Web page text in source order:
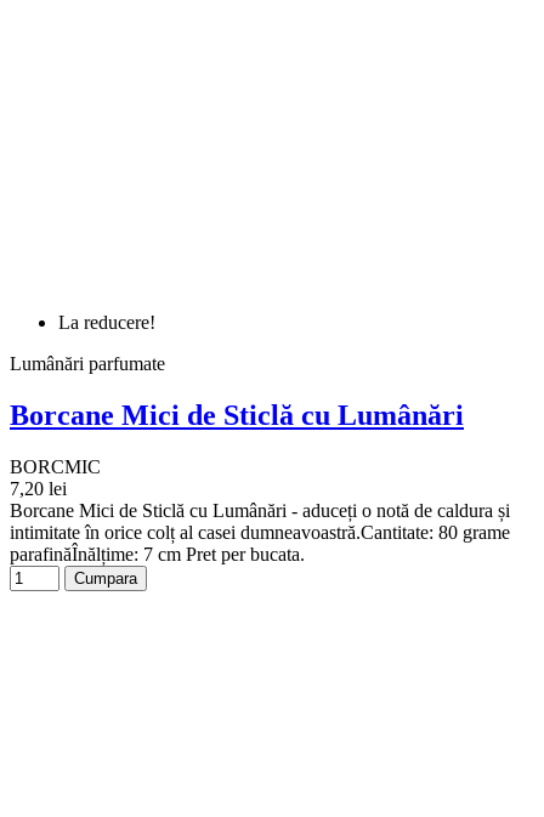
La reducere!
Lumânări parfumate
Borcane Mici de Sticlă cu Lumânări
BORCMIC
7,20 lei
Borcane Mici de Sticlă cu Lumânări - aduceți o notă de caldura și
intimitate în orice colț al casei dumneavoastră.Cantitate: 80 grame
parafinăÎnălțime: 7 cm Pret per bucata.
Cumpara